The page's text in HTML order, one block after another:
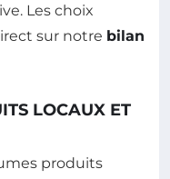
Les choix
sur notre bilan
LOCAUX ET
produits